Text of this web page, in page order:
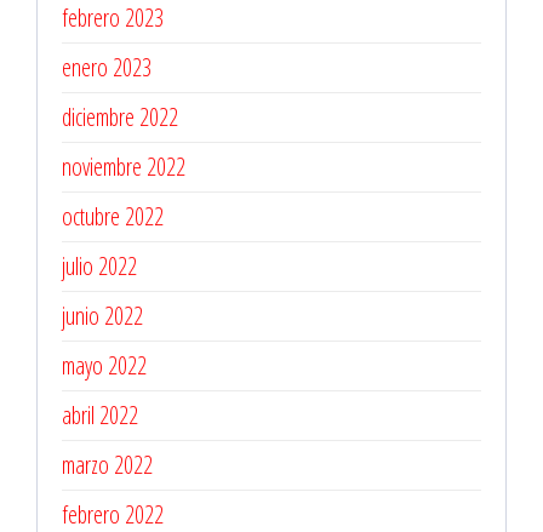
febrero 2023
enero 2023
diciembre 2022
noviembre 2022
octubre 2022
julio 2022
junio 2022
mayo 2022
abril 2022
marzo 2022
febrero 2022